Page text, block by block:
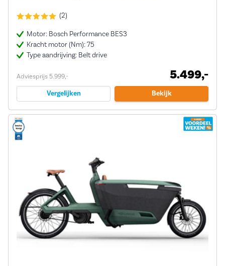
(2)
Motor: Bosch Performance BES3
Kracht motor (Nm): 75
Type aandrijving: Belt drive
Adviesprijs 5.999,- 5.499,-
Vergelijken Bekijk